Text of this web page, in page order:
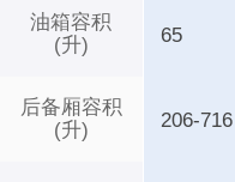
油箱容积
(升)
后备厢容积
(升)
65
206-716